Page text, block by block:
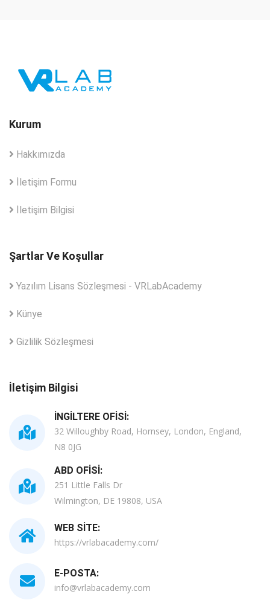
Kurum
Hakkımızda
İletişim Formu
İletişim Bilgisi
Şartlar Ve Koşullar
Yazılım Lisans Sözleşmesi - VRLabAcademy
Künye
Gizlilik Sözleşmesi
İletişim Bilgisi
İNGILTERE OFISI:
32 Willoughby Road, Hornsey, London, England,
N8 0JG
ABD OFISI:
251 Little Falls Dr
Wilmington, DE 19808, USA
WEB SITE:
https://vrlabacademy.com/
E-POSTA:
info@vrlabacademy.com